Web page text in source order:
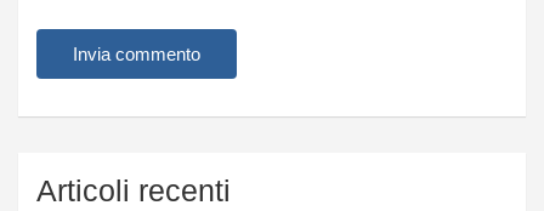
Articoli recenti